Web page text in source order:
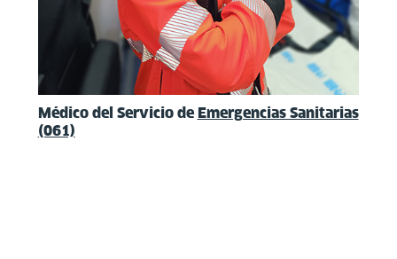
Médico del Servicio de Emergencias Sanitarias
(061)